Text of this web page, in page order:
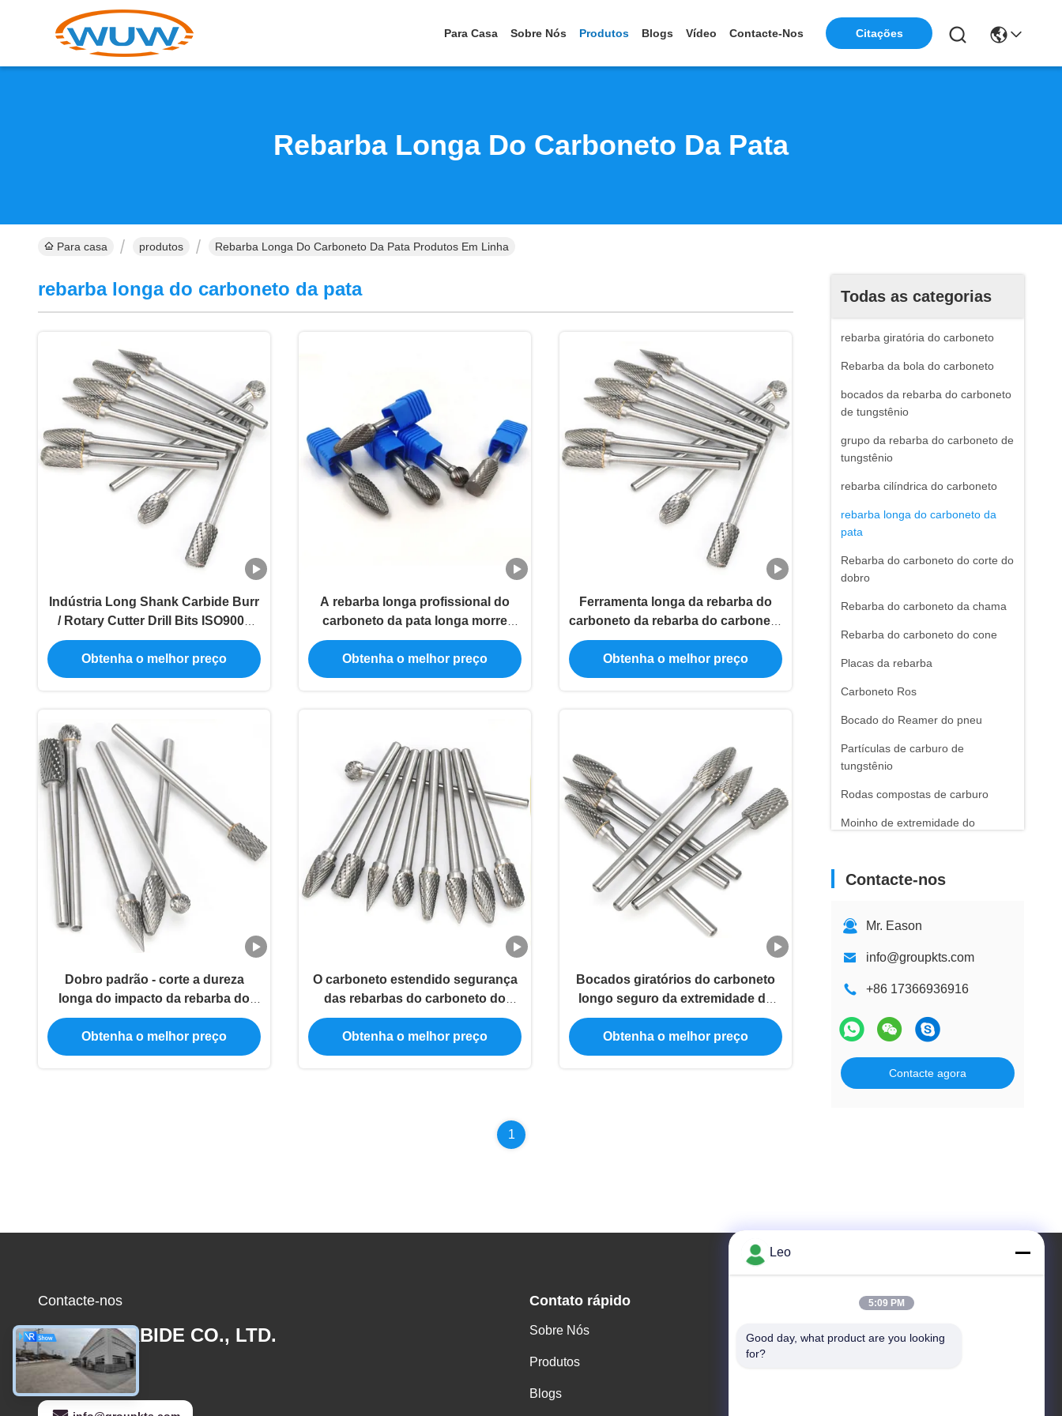
Para Casa Sobre Nós Produtos Blogs Vídeo Contacte-Nos Citações
Rebarba Longa Do Carboneto Da Pata
Para casa produtos Rebarba Longa Do Carboneto Da Pata Produtos Em Linha
Todas as categorias
rebarba giratória do carboneto
Rebarba da bola do carboneto
bocados da rebarba do carboneto
de tungstênio
grupo da rebarba do carboneto de
tungstênio
rebarba cilíndrica do carboneto
rebarba longa do carboneto da
pata
Rebarba do carboneto do corte do
dobro
Rebarba do carboneto da chama
Rebarba do carboneto do cone
Placas da rebarba
Carboneto Ros
Bocado do Reamer do pneu
Partículas de carburo de
tungstênio
Rodas compostas de carburo
Moinho de extremidade do
Contacte-nos
Mr. Eason
info@groupkts.com
+86 17366936916
Contacte agora
rebarba longa do carboneto da pata
Indústria Long Shank Carbide Burr
/ Rotary Cutter Drill Bits ISO9001
aprovado
Obtenha o melhor preço
A rebarba longa profissional do
carboneto da pata longa morre
LOGOTIPO personalizado bocados
do moedor
Obtenha o melhor preço
Ferramenta longa da rebarba do
carboneto da rebarba do carboneto
da pata do elevado desempenho
sem redução
Obtenha o melhor preço
Dobro padrão - corte a dureza
longa do impacto da rebarba do
carboneto da pata
Obtenha o melhor preço
O carboneto estendido segurança
das rebarbas do carboneto do
comprimento morre serviço
ajustado do Oem do bocado do
moedor
Obtenha o melhor preço
Bocados giratórios do carboneto
longo seguro da extremidade do
raio da rebarba do carboneto da
pata
Obtenha o melhor preço
1
Contacte-nos
JOINT CARBIDE CO., LTD.
Contato rápido
Sobre Nós
Produtos
Blogs
O nosso endereço
No. 1700, seção norte da avenida de Tianfu, alta -
Leo
5:09 PM
Good day, what product are you looking
for?